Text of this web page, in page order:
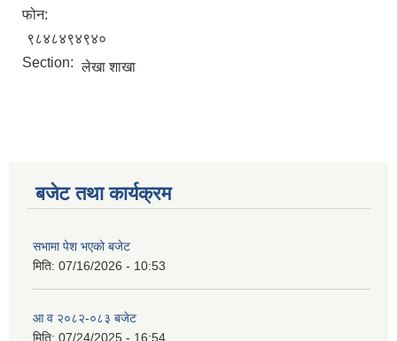
फोन:
९८४८४९४९४०
Section: लेखा शाखा
बजेट तथा कार्यक्रम
सभामा पेश भएको बजेट
मिति: 07/16/2026 - 10:53
आ व २०८२-०८३ बजेट
मिति: 07/24/2025 - 16:54